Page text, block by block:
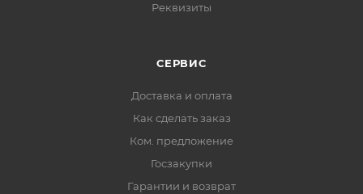
Реквизиты
СЕРВИС
Доставка и оплата
Как сделать заказ
Ком. предложение
Госзакупки
Гарантии и возврат